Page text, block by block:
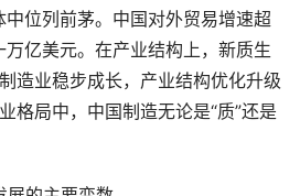
位列前茅。中国对外贸易增速超
亿美元。在产业结构上，新质生
造业稳步成长，产业结构优化升级
格局中，中国制造无论是“质”还是